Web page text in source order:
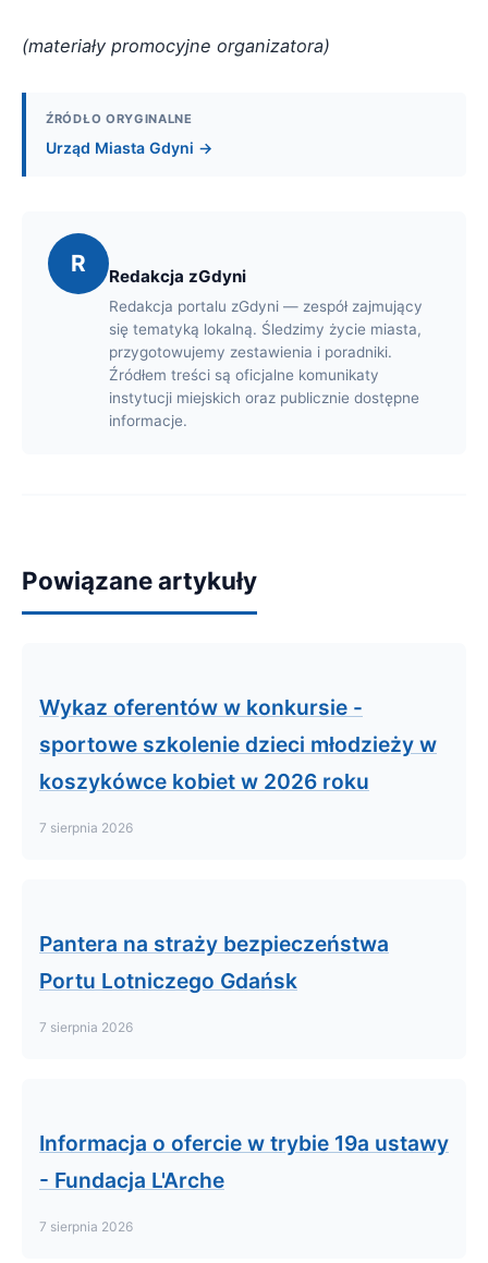
(materiały promocyjne organizatora)
ŹRÓDŁO ORYGINALNE
Urząd Miasta Gdyni →
R Redakcja zGdyni
Redakcja portalu zGdyni — zespół zajmujący
się tematyką lokalną. Śledzimy życie miasta,
przygotowujemy zestawienia i poradniki.
Źródłem treści są oficjalne komunikaty
instytucji miejskich oraz publicznie dostępne
informacje.
Powiązane artykuły
Wykaz oferentów w konkursie -
sportowe szkolenie dzieci młodzieży w
koszykówce kobiet w 2026 roku
7 sierpnia 2026
Pantera na straży bezpieczeństwa
Portu Lotniczego Gdańsk
7 sierpnia 2026
Informacja o ofercie w trybie 19a ustawy
- Fundacja L'Arche
7 sierpnia 2026